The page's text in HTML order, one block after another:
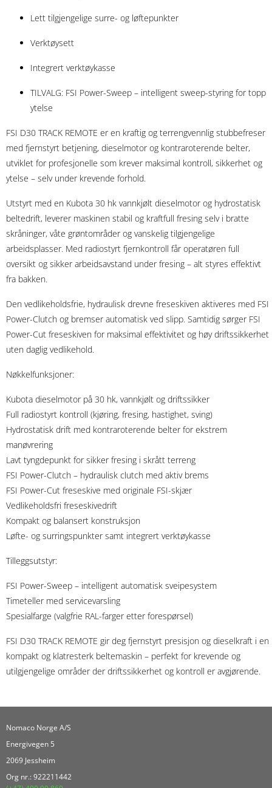
Lett tilgjengelige surre- og løftepunkter
Verktøysett
Integrert verktøykasse
TILVALG: FSI Power-Sweep – intelligent sweep-styring for topp
ytelse
FSI D30 TRACK REMOTE er en kraftig og terrengvennlig stubbefreser
med fjernstyrt betjening, dieselmotor og kontraroterende belter,
utviklet for profesjonelle som krever maksimal kontroll, sikkerhet og
ytelse – selv under krevende forhold.
Utstyrt med en Kubota 30 hk vannkjølt dieselmotor og hydrostatisk
beltedrift, leverer maskinen stabil og kraftfull fresing selv i bratte
skråninger, våte grøntområder og vanskelig tilgjengelige
arbeidsplasser. Med radiostyrt fjernkontroll får operatøren full
oversikt og sikker arbeidsavstand under fresing – alt styres effektivt
fra bakken.
Den vedlikeholdsfrie, hydraulisk drevne freseskiven aktiveres med FSI
Power-Clutch og bremser automatisk ved slipp. Samtidig sørger FSI
Power-Cut freseskiven for maksimal effektivitet og høy driftssikkerhet
uten daglig vedlikehold.
Nøkkelfunksjoner:
Kubota dieselmotor på 30 hk, vannkjølt og driftssikker
Full radiostyrt kontroll (kjøring, fresing, hastighet, sving)
Hydrostatisk drift med kontraroterende belter for ekstrem
manøvrering
Lavt tyngdepunkt for sikker fresing i skrått terreng
FSI Power-Clutch – hydraulisk clutch med aktiv brems
FSI Power-Cut freseskive med originale FSI-skjær
Vedlikeholdsfri freseskivedrift
Kompakt og balansert konstruksjon
Løfte- og surringspunkter samt integrert verktøykasse
Tilleggsutstyr:
FSI Power-Sweep – intelligent automatisk sveipesystem
Timeteller med servicevarsling
Spesialfarge (valgfrie RAL-farger etter forespørsel)
FSI D30 TRACK REMOTE gir deg fjernstyrt presisjon og dieselkraft i en
kompakt og klatresterk beltemaskin – perfekt for krevende og
utilgjengelige områder der driftssikkerhet og kontroll er avgjørende.
Nomaco Norge A/S
Energivegen 5
2069 Jessheim
Org nr.: 922211442